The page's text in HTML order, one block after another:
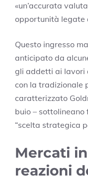
«un’accurata
opportunità legate
Questo ingresso
anticipato da
gli addetti ai lavori
con la tradizionale
caratterizzato
buio – sottolineano
“scelta strategica
Mercati
reazioni